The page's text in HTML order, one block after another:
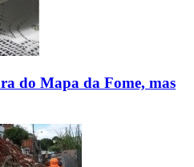
do Mapa da Fome, mas